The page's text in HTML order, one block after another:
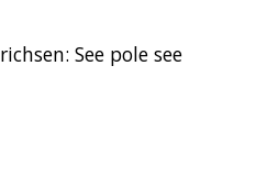
See pole see